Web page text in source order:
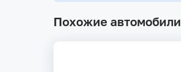
Похожие автомобили